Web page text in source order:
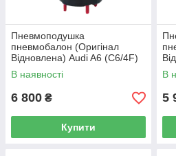
Пневмоподушка
пневмобалон (Оригінал
Відновлена) Audi A6 (C6/4F)
(передня ліва)
В наявності
6 800 ₴
Купити
В
5